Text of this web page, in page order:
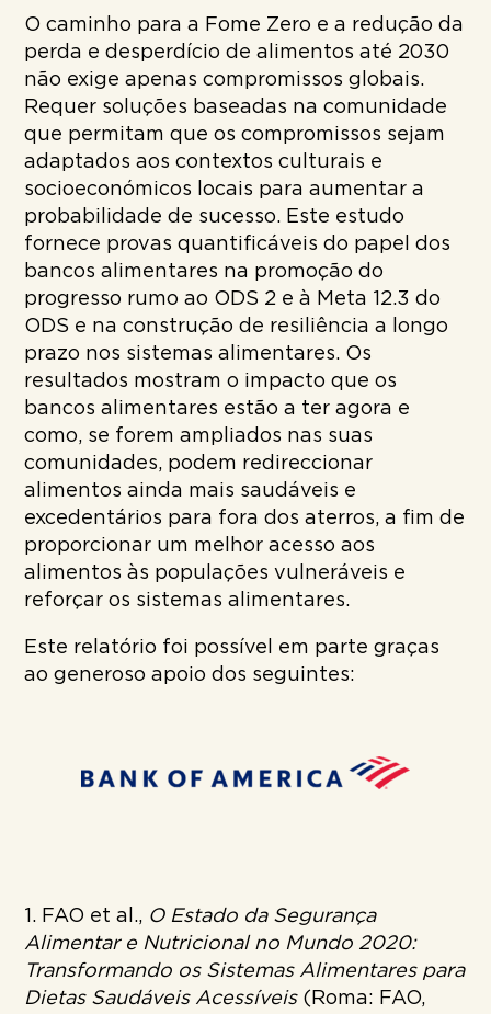
O caminho para a Fome Zero e a redução da
perda e desperdício de alimentos até 2030
não exige apenas compromissos globais.
Requer soluções baseadas na comunidade
que permitam que os compromissos sejam
adaptados aos contextos culturais e
socioeconómicos locais para aumentar a
probabilidade de sucesso. Este estudo
fornece provas quantificáveis do papel dos
bancos alimentares na promoção do
progresso rumo ao ODS 2 e à Meta 12.3 do
ODS e na construção de resiliência a longo
prazo nos sistemas alimentares. Os
resultados mostram o impacto que os
bancos alimentares estão a ter agora e
como, se forem ampliados nas suas
comunidades, podem redireccionar
alimentos ainda mais saudáveis e
excedentários para fora dos aterros, a fim de
proporcionar um melhor acesso aos
alimentos às populações vulneráveis e
reforçar os sistemas alimentares.
Este relatório foi possível em parte graças
ao generoso apoio dos seguintes:
1. FAO et al., O Estado da Segurança
Alimentar e Nutricional no Mundo 2020:
Transformando os Sistemas Alimentares para
Dietas Saudáveis Acessíveis(Roma: FAO,